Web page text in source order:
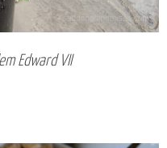
Edward VII